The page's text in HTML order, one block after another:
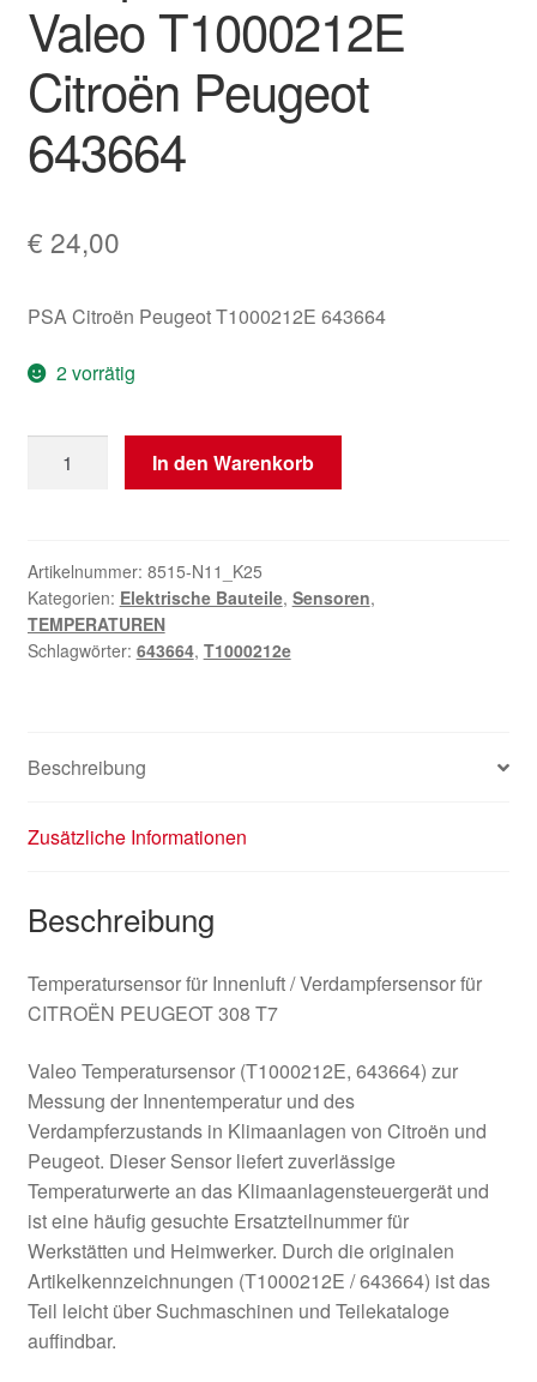
Valeo T1000212E
Citroën Peugeot
643664
€ 24,00
PSA Citroën Peugeot T1000212E 643664
2 vorrätig
Temperatursensor
Valeo
Peugeot
643664
Menge
In den Warenkorb
Artikelnummer: 8515-N11_K25
Kategorien: Elektrische Bauteile, Sensoren,
TEMPERATUREN
Schlagwörter: 643664, T1000212e
Beschreibung
Zusätzliche Informationen
Beschreibung
Temperatursensor für Innenluft / Verdampfersensor für
CITROËN PEUGEOT 308 T7
Valeo Temperatursensor (T1000212E, 643664) zur
Messung der Innentemperatur und des
Verdampferzustands in Klimaanlagen von Citroën und
Peugeot. Dieser Sensor liefert zuverlässige
Temperaturwerte an das Klimaanlagensteuergerät und
ist eine häufig gesuchte Ersatzteilnummer für
Werkstätten und Heimwerker. Durch die originalen
Artikelkennzeichnungen (T1000212E / 643664) ist das
Teil leicht über Suchmaschinen und Teilekataloge
auffindbar.